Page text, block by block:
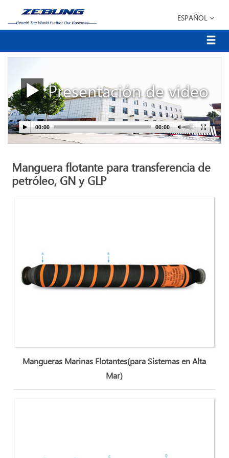
ESPAÑOL
Presentación de video
Manguera flotante para transferencia de
petróleo, GN y GLP
Mangueras Marinas Flotantes(para Sistemas en Alta
Mar)